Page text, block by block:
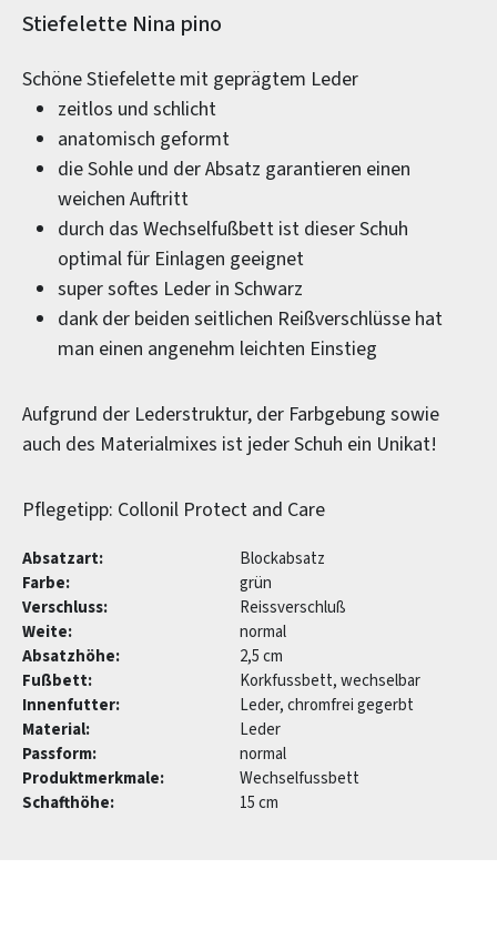
Produktinformationen
Stiefelette Nina pino
Schöne Stiefelette mit geprägtem Leder
zeitlos und schlicht
anatomisch geformt
die Sohle und der Absatz garantieren einen
weichen Auftritt
durch das Wechselfußbett ist dieser Schuh
optimal für Einlagen geeignet
super softes Leder in Schwarz
dank der beiden seitlichen Reißverschlüsse hat
man einen angenehm leichten Einstieg
Aufgrund der Lederstruktur, der Farbgebung sowie
auch des Materialmixes ist jeder Schuh ein Unikat!
Pflegetipp: Collonil Protect and Care
Absatzart:
Blockabsatz
Farbe:
grün
Verschluss:
Reissverschluß
Weite:
normal
Absatzhöhe:
2,5 cm
Fußbett:
Korkfussbett, wechselbar
Innenfutter:
Leder, chromfrei gegerbt
Material:
Leder
Passform:
normal
Produktmerkmale:
Wechselfussbett
Schafthöhe:
15 cm